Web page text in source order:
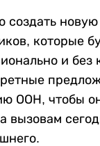
создать
которые
и без
ООН, чтобы
вызовам